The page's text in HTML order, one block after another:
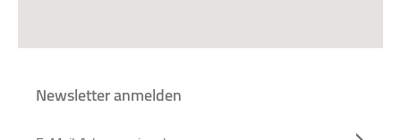
Newsletter anmelden